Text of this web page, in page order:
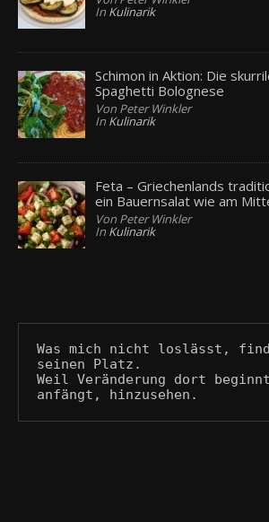
In Kulinarik
Schimon in Aktion: Die
Spaghetti Bolognese
Von Peter Winkler
In Kulinarik
Feta – Griechenlands
ein Bauernsalat wie am
Von Peter Winkler
In Kulinarik
Was mich nicht loslässt,
seinen Platz.
Weil Veränderung dort
anfängt, hinzusehen.